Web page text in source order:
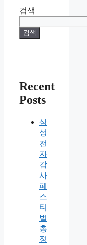
검색
검색
Recent
Posts
삼
성
전
자
감
사
페
스
티
벌
총
정